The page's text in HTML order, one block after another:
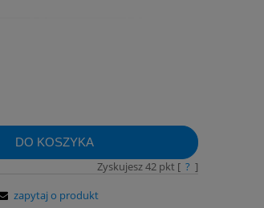
DO KOSZYKA
Zyskujesz42pkt [ ? ]
zapytaj o produkt